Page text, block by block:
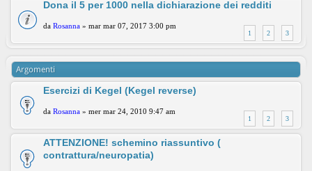
Dona il 5 per 1000 nella dichiarazione dei redditi
1 2 3
da Rosanna » mar mar 07, 2017 3:00 pm
Argomenti
Esercizi di Kegel (Kegel reverse)
1 2 3
da Rosanna » mer mar 24, 2010 9:47 am
ATTENZIONE! schemino riassuntivo (
contrattura/neuropatia)